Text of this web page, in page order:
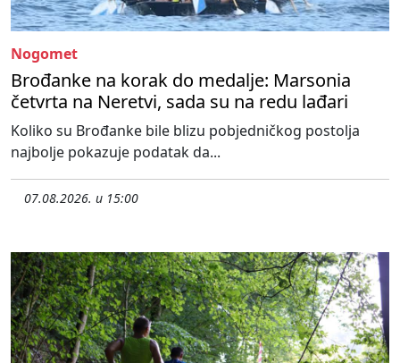
Nogomet
Brođanke na korak do medalje: Marsonia
četvrta na Neretvi, sada su na redu lađari
Koliko su Brođanke bile blizu pobjedničkog postolja
najbolje pokazuje podatak da...
07.08.2026. u 15:00